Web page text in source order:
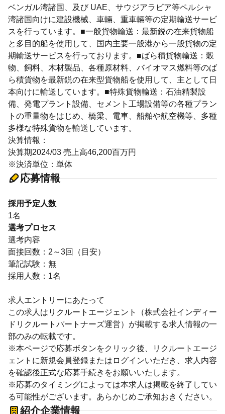
ベンガル湾諸国、及び UAE、サウジアラビア等ペルシャ
湾諸国向けに建設機械、車輛、重車輛等の定期輸送サービ
スを行っています。■一般貨物輸送：最新鋭の在来貨物船
と多目的船を使用して、国内主要一般港から一般貨物の定
期輸送サービスを行っております。■ばら積貨物輸送：穀
物、飼料、木材製品、各種原材料、バイオマス燃料等のば
ら積貨物を最新鋭の在来型貨物船を使用して、主として日
本向けに輸送しています。■特殊貨物輸送：石油精製設
備、発電プラント設備、セメント工場設備等の各種プラン
トの重量物をはじめ、橋梁、電車、船舶や航空機等、多種
多様な特殊貨物を輸送しています。
決算情報：
決算期2024/03 売上高46,200百万円
※決済単位：単体
応募情報
採用予定人数
1名
選考プロセス
選考内容
面接回数：2～3回（目安）
筆記試験：無
採用人数：1名
求人エントリーにあたって
この求人はリクルートエージェント（株式会社インディー
ドリクルートパートナーズ運営）が掲載する求人情報の一
部のみの転載です。
※本ページで応募ボタンをクリック後、リクルートエージ
ェントに新規会員登録またはログインいただき、求人内容
を確認後正式な応募手続きをお願いいたします。
※応募のタイミングによっては本求人は掲載を終了してい
る可能性がございます。あらかじめご承知おきください。
紹介企業情報